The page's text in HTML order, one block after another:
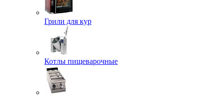
Грили для кур
Котлы пищеварочные